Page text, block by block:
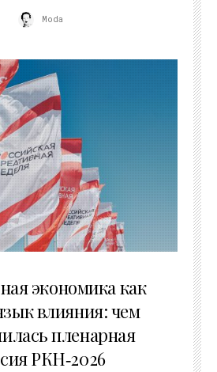
Moda
экономика как
влияния: чем
пленарная
РКН‑2026